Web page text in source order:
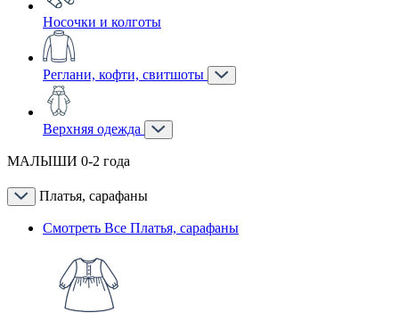
Носочки и колготы
Реглани, кофти, свитшоты
Верхняя одежда
МАЛЫШИ 0-2 года
Платья, сарафаны
Смотреть Все Платья, сарафаны